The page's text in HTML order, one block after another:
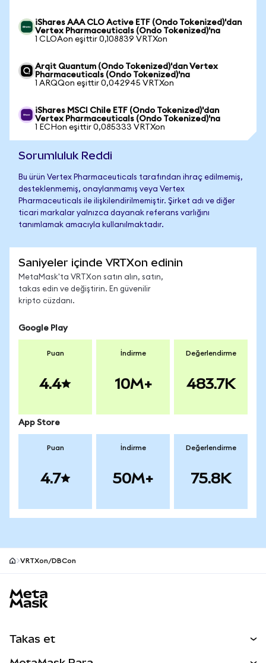
iShares AAA CLO Active ETF (Ondo Tokenized)'dan
Vertex Pharmaceuticals (Ondo Tokenized)'na
1 CLOAon eşittir 0,108839 VRTXon
Arqit Quantum (Ondo Tokenized)'dan Vertex
Pharmaceuticals (Ondo Tokenized)'na
1 ARQQon eşittir 0,042945 VRTXon
iShares MSCI Chile ETF (Ondo Tokenized)'dan
Vertex Pharmaceuticals (Ondo Tokenized)'na
1 ECHon eşittir 0,085333 VRTXon
Sorumluluk Reddi
Bu ürün Vertex Pharmaceuticals tarafından ihraç edilmemiş,
desteklenmemiş, onaylanmamış veya Vertex
Pharmaceuticals ile ilişkilendirilmemiştir. Şirket adı ve diğer
ticari markalar yalnızca dayanak referans varlığını
tanımlamak amacıyla kullanılmaktadır.
Saniyeler içinde VRTXon edinin
MetaMask'ta VRTXon satın alın, satın,
takas edin ve değiştirin. En güvenilir
kripto cüzdanı.
Google Play
Puan
4.4
İndirme
10M+
Değerlendirme
483.7K
App Store
Puan
4.7
İndirme
50M+
Değerlendirme
75.8K
VRTXon/DBCon
Takas et